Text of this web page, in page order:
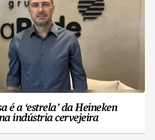
é a ‘estrela’ da Heineken
indústria cervejeira